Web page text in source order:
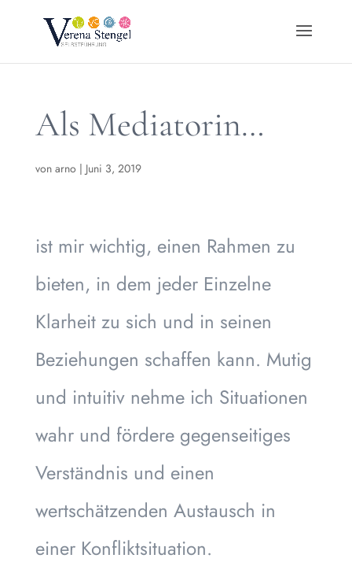
Als Mediatorin…
von arno | Juni 3, 2019
ist mir wichtig, einen Rahmen zu
bieten, in dem jeder Einzelne
Klarheit zu sich und in seinen
Beziehungen schaffen kann. Mutig
und intuitiv nehme ich Situationen
wahr und fördere gegenseitiges
Verständnis und einen
wertschätzenden Austausch in
einer Konfliktsituation.